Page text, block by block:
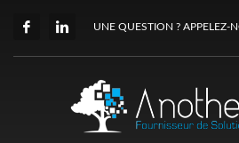
UNE QUESTION ? APPELEZ-